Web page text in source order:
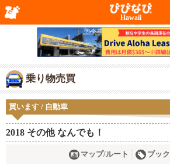
Hawaii
乗り物売買
買います / 自動車
2018 その他 なんでも！
マップ/ルート ブッ